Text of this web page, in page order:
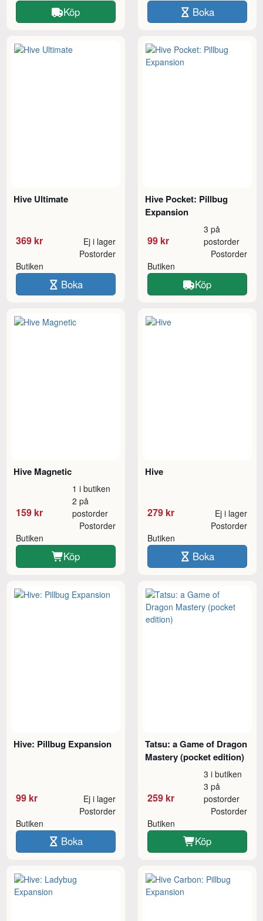
Köp Boka
Hive Ultimate
369 kr Ej i lager
Butiken
Postorder
Boka
Hive Pocket: Pillbug
Expansion
99 kr
3 på
postorder
Butiken
Postorder
Köp
Hive Magnetic
159 kr
1 i butiken
2 på
postorder
Butiken
Postorder
Köp
Hive
279 kr Ej i lager
Butiken
Postorder
Boka
Hive: Pillbug Expansion
99 kr Ej i lager
Butiken
Postorder
Boka
Tatsu: a Game of Dragon
Mastery (pocket edition)
259 kr
3 i butiken
3 på
postorder
Butiken
Postorder
Köp